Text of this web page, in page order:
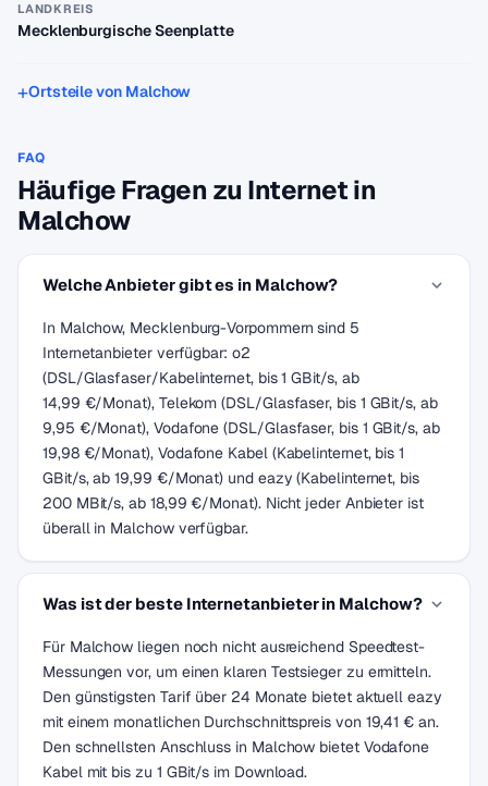
LANDKREIS
Mecklenburgische Seenplatte
Ortsteile von Malchow
FAQ
Häufige Fragen zu Internet in
Malchow
Welche Anbieter gibt es in Malchow?
In Malchow, Mecklenburg-Vorpommern sind 5
Internetanbieter verfügbar: o2
(DSL/Glasfaser/Kabelinternet, bis 1 GBit/s, ab
14,99 €/Monat), Telekom (DSL/Glasfaser, bis 1 GBit/s, ab
9,95 €/Monat), Vodafone (DSL/Glasfaser, bis 1 GBit/s, ab
19,98 €/Monat), Vodafone Kabel (Kabelinternet, bis 1
GBit/s, ab 19,99 €/Monat) und eazy (Kabelinternet, bis
200 MBit/s, ab 18,99 €/Monat). Nicht jeder Anbieter ist
überall in Malchow verfügbar.
Was ist der beste Internetanbieter in Malchow?
Für Malchow liegen noch nicht ausreichend Speedtest-
Messungen vor, um einen klaren Testsieger zu ermitteln.
Den günstigsten Tarif über 24 Monate bietet aktuell eazy
mit einem monatlichen Durchschnittspreis von 19,41 € an.
Den schnellsten Anschluss in Malchow bietet Vodafone
Kabel mit bis zu 1 GBit/s im Download.